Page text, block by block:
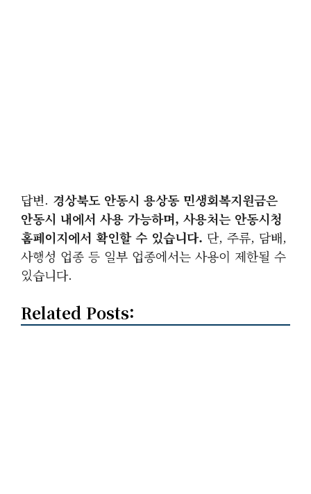
답변. 경상북도 안동시 용상동 민생회복지원금은
안동시 내에서 사용 가능하며, 사용처는 안동시청
홈페이지에서 확인할 수 있습니다. 단, 주류, 담배,
사행성 업종 등 일부 업종에서는 사용이 제한될 수
있습니다.
Related Posts: